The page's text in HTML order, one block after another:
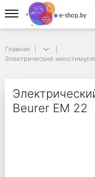
Электрический
Главная
Электрический
Beurer EM 22